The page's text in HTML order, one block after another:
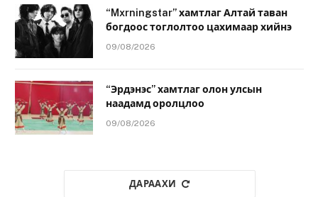
“Mxrningstar” хамтлаг Алтай таван
богдоос тоглолтоо цахимаар хийнэ
09/08/2026
“Эрдэнэс” хамтлаг олон улсын
наадамд оролцлоо
09/08/2026
ДАРААХИ